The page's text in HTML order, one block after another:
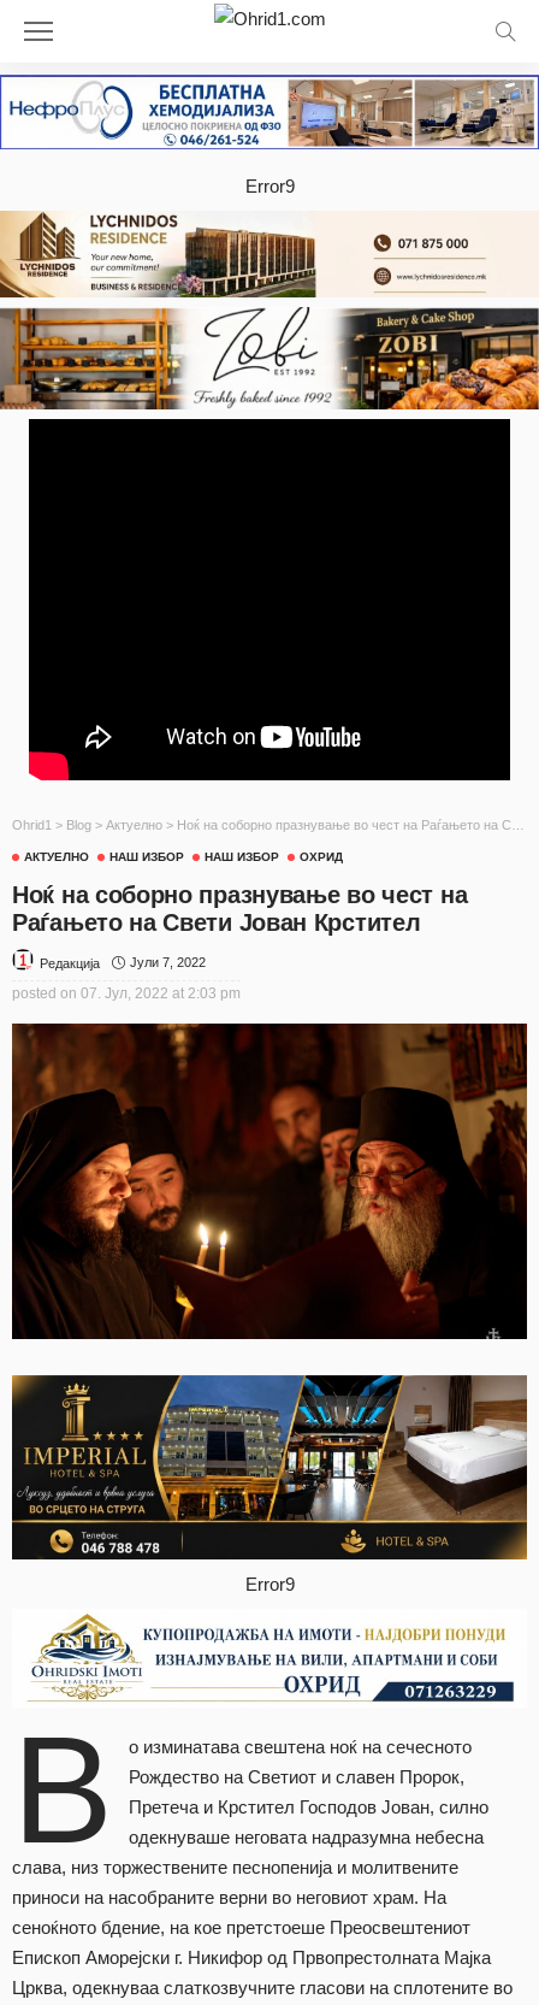
Error9
Ohrid1 > Blog > Актуелно > Ноќ на соборно празнување во чест на Раѓањето на Свети Јован Крстител
АКТУЕЛНО НАШ ИЗБОР НАШ ИЗБОР ОХРИД
Ноќ на соборно празнување во чест на
Раѓањето на Свети Јован Крстител
Редакција Јули 7, 2022
posted on 07. Јул, 2022 at 2:03 pm
Error9
В
о изминатава свештена ноќ на сечесното
Рождество на Светиот и славен Пророк,
Претеча и Крстител Господов Јован, силно
одекнуваше неговата надразумна небесна
слава, низ торжествените песнопенија и молитвените
приноси на насобраните верни во неговиот храм. На
сеноќното бдение, на кое претстоеше Преосвештениот
Епископ Аморејски г. Никифор од Првопрестолната Мајка
Црква, одекнуваа слаткозвучните гласови на сплотените во